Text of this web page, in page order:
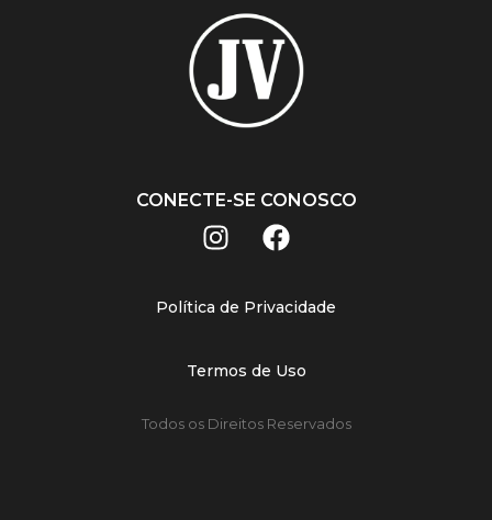
CONECTE-SE CONOSCO
Política de Privacidade
Termos de Uso
Todos os Direitos Reservados